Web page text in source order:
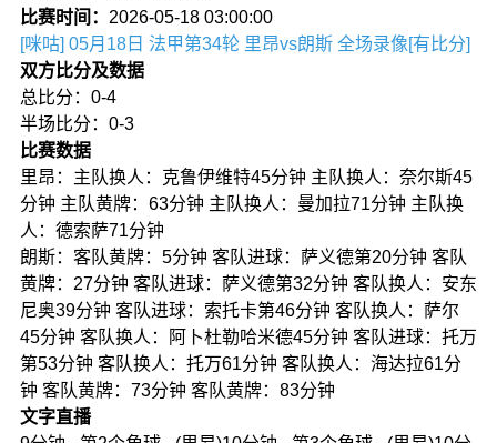
比赛时间： 2026-05-18 03:00:00
[咪咕] 05月18日 法甲第34轮 里昂vs朗斯 全场录像[有比分]
双方比分及数据
总比分：0-4
半场比分：0-3
比赛数据
里昂：主队换人：克鲁伊维特45分钟 主队换人：奈尔斯45
分钟 主队黄牌：63分钟 主队换人：曼加拉71分钟 主队换
人：德索萨71分钟
朗斯：客队黄牌：5分钟 客队进球：萨义德第20分钟 客队
黄牌：27分钟 客队进球：萨义德第32分钟 客队换人：安东
尼奥39分钟 客队进球：索托卡第46分钟 客队换人：萨尔
45分钟 客队换人：阿卜杜勒哈米德45分钟 客队进球：托万
第53分钟 客队换人：托万61分钟 客队换人：海达拉61分
钟 客队黄牌：73分钟 客队黄牌：83分钟
文字直播